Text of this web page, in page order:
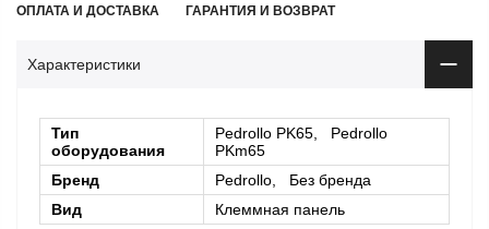
ОПЛАТА И ДОСТАВКА ГАРАНТИЯ И ВОЗВРАТ
Характеристики
Тип
оборудования
Pedrollo PK65, Pedrollo
PKm65
Бренд
Pedrollo, Без бренда
Вид
Клеммная панель